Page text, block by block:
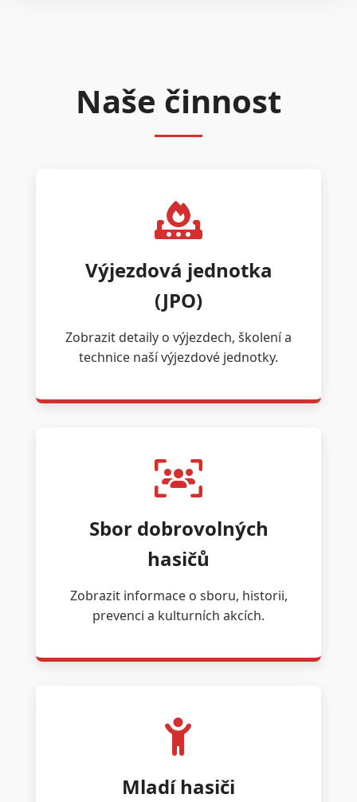
Naše činnost
Výjezdová jednotka
(JPO)
Zobrazit detaily o výjezdech, školení a
technice naší výjezdové jednotky.
Sbor dobrovolných
hasičů
Zobrazit informace o sboru, historii,
prevenci a kulturních akcích.
Mladí hasiči